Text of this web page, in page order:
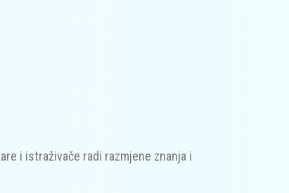
i istraživače radi razmjene znanja i